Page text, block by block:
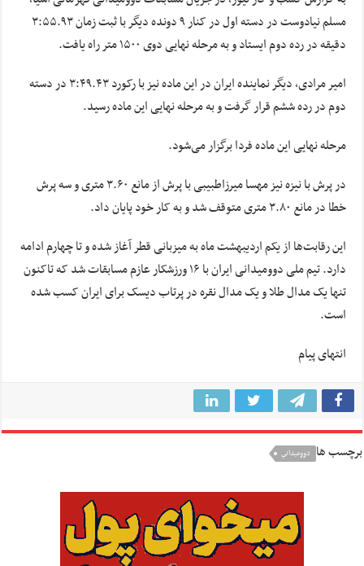
مسلمنیادوست
در دسته اول در کنار ۹ دونده دیگر با ثبت زمان ۳:۵۵.۹۳
دقیقه در رده دوم ایستاد و به مرحله نهایی دوی ۱۵۰۰ متر راه یافت.
امیر مرادی، دیگر نماینده ایران در این ماده نیز با رکورد ۳:۴۹.۴۳ در دسته
دوم در رده ششم قرار گرفت و به مرحله نهایی این ماده رسید.
مرحله نهایی این ماده فردا برگزار می‌شود.
در پرش با نیزه نیز مهسامیرزاطبیبی
با پرش از مانع ۳.۶۰ متری و سه پرش
خطا در مانع ۳.۸۰ متری متوقف شد و به کار خود پایان داد.
این رقابت‌ها از یکم اردیبهشت ماه به میزبانی قطر آغاز شده و تا چهارم ادامه
دارد. تیم ملی دوومیدانی ایران با ۱۶ ورزشکار عازم مسابقات شد که تاکنون
تنها یک مدال طلا و یک مدال نقره در پرتاب دیسک برای ایران کسب شده
است.
انتهای پیام
برچسب ها دووميداني